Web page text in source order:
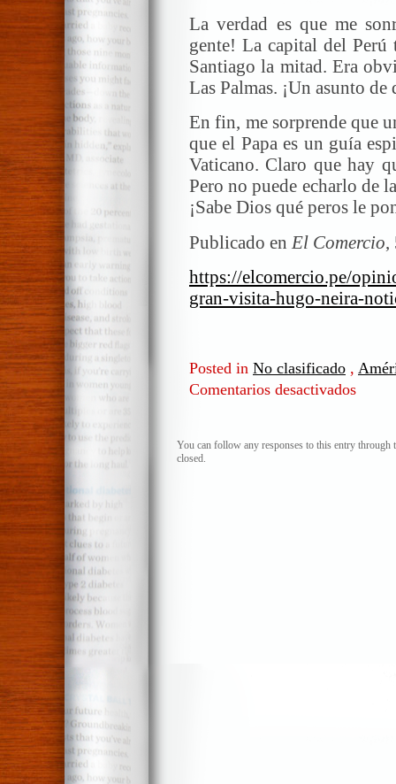
La verdad es que me
gente! La capital del Perú
Santiago la mitad. Era
Las Palmas. ¡Un asunto
En fin, me sorprende que
que el Papa es un guía
Vaticano. Claro que hay
Pero no puede echarlo de
¡Sabe Dios qué peros le
Publicado en El Comercio,
https://elcomercio.pe/
gran-visita-hugo-neira-
Posted in No clasificado ,
Comentarios desactivados
de
You can follow any responses to this entry through
closed.